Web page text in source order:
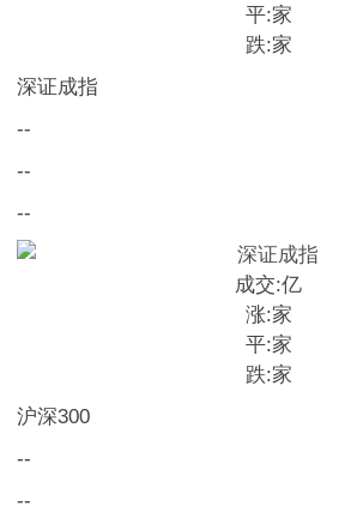
平:家
跌:家
深证成指
--
--
--
成交:亿
涨:家
平:家
跌:家
沪深300
--
--